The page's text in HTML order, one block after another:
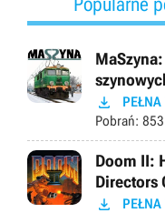
 PEŁNA
Pobrań: 853
Doom II:
Directors
 PEŁNA